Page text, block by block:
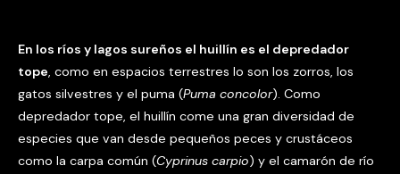
En los ríos y lagos sureños el huillín es el depredador
tope, como en espacios terrestres lo son los zorros, los
gatos silvestres y el puma (Puma concolor). Como
depredador tope, el huillín come una gran diversidad de
especies que van desde pequeños peces y crustáceos
como la carpa común (Cyprinus carpio) y el camarón de río